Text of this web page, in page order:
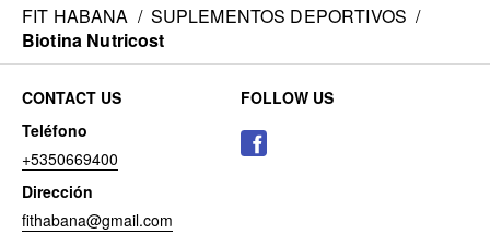
FIT HABANA / SUPLEMENTOS DEPORTIVOS /
Biotina Nutricost
CONTACT US
Teléfono
+5350669400
Dirección
fithabana@gmail.com
FOLLOW US